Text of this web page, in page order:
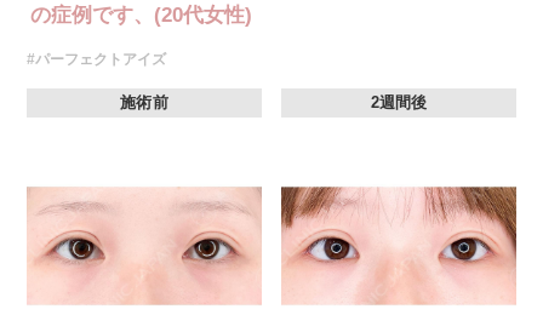
の症例です、(20代女性)
#パーフェクトアイズ
施術前 2週間後